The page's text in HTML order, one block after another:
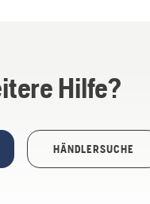
Hilfe?
HÄNDLERSUCHE